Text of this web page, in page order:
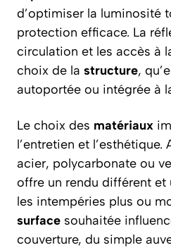
d’optimiser la luminosité
protection efficace. La
circulation et les accès à
choix de la structure,
autoportée ou intégrée à
Le choix des matériaux
l’entretien et
acier, polycarbonate ou
offre un rendu différent et
les intempéries plus ou
surface souhaitée
couverture, du simple